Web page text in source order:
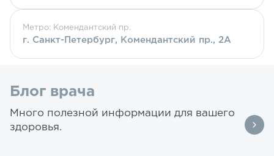
Метро: Комендантский пр.
г. Санкт-Петербург, Комендантский пр., 2А
Блог врача
Много полезной информации для вашего
здоровья.